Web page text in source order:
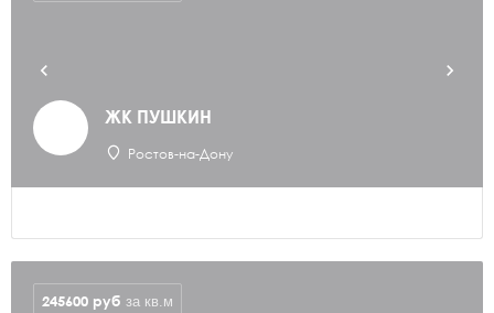
ЖК ПУШКИН
Ростов-на-Дону
245600 руб за кв.м